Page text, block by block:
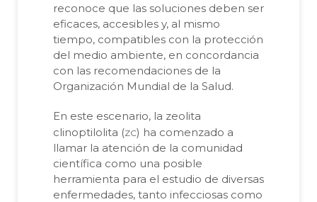
reconoce que las soluciones deben ser
eficaces, accesibles y, al mismo
tiempo, compatibles con la protección
del medio ambiente, en concordancia
con las recomendaciones de la
Organización Mundial de la Salud.
En este escenario, la zeolita
clinoptilolita (zc) ha comenzado a
llamar la atención de la comunidad
científica como una posible
herramienta para el estudio de diversas
enfermedades, tanto infecciosas como